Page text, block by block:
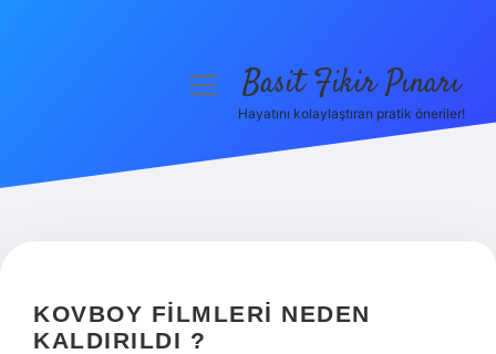
Hakkımızda
menüyüBasit Fikir Pınarı
Hayatını kolaylaştıran pratik öneriler!
KOVBOY FILMLERI NEDEN
KALDIRILDI ?